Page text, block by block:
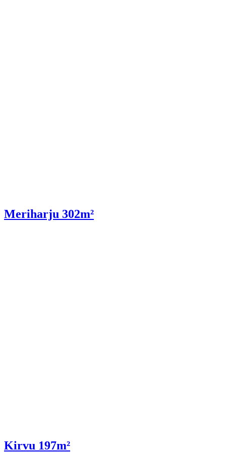
Meriharju 302m²
Kirvu 197m²